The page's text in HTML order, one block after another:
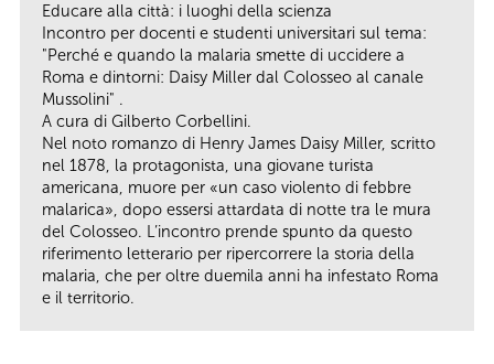
Educare alla città: i luoghi della scienza
Incontro per docenti e studenti universitari sul tema:
"Perché e quando la malaria smette di uccidere a
Roma e dintorni: Daisy Miller dal Colosseo al canale
Mussolini" .
A cura di Gilberto Corbellini.
Nel noto romanzo di Henry James Daisy Miller, scritto
nel 1878, la protagonista, una giovane turista
americana, muore per «un caso violento di febbre
malarica», dopo essersi attardata di notte tra le mura
del Colosseo. L’incontro prende spunto da questo
riferimento letterario per ripercorrere la storia della
malaria, che per oltre duemila anni ha infestato Roma
e il territorio.